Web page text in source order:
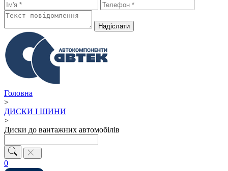
Надiслати
Головна
>
ДИСКИ І ШИНИ
>
Диски до вантажних автомобілів
0